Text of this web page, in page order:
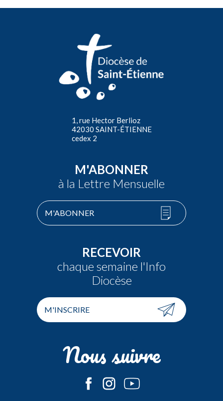
1, rue Hector Berlioz
42030 SAINT-ÉTIENNE
cedex 2
M'ABONNER
à la Lettre Mensuelle
M'ABONNER
RECEVOIR
chaque semaine l'Info
Diocèse
M'INSCRIRE
Nous suivre